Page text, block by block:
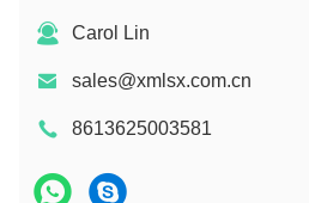
Carol Lin
sales@xmlsx.com.cn
8613625003581